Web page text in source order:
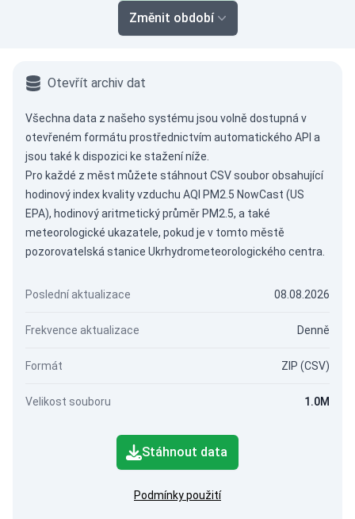
Změnit období
Otevřít archiv dat
Všechna data z našeho systému jsou volně dostupná v
otevřeném formátu prostřednictvím automatického API a
jsou také k dispozici ke stažení níže.
Pro každé z měst můžete stáhnout CSV soubor obsahující
hodinový index kvality vzduchu AQI PM2.5 NowCast (US
EPA), hodinový aritmetický průměr PM2.5, a také
meteorologické ukazatele, pokud je v tomto městě
pozorovatelská stanice Ukrhydrometeorologického centra.
Poslední aktualizace 08.08.2026
Frekvence aktualizace Denně
Formát ZIP (CSV)
Velikost souboru 1.0M
Stáhnout data
Podmínky použití